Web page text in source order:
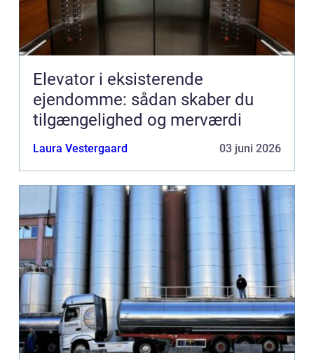
Elevator i eksisterende
ejendomme: sådan skaber du
tilgængelighed og merværdi
Laura Vestergaard 03 juni 2026